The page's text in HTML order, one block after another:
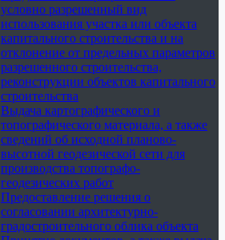
условно разрешенный вид
использования участка или объекта
капитального строительства и на
отклонение от предельных параметров
разрешенного строительства,
реконструкции объектов капитального
строительства
Выдача картографического и
топографического материала, а также
сведений об исходной планово-
высотной геодезической сети для
производства топографо-
геодезических работ
Предоставление решения о
согласовании архитектурно-
градостроительного облика объекта